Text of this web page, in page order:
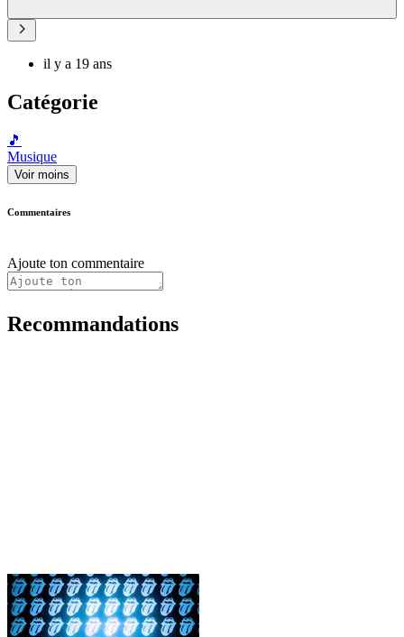
il y a 19 ans
Catégorie
🎵
Musique
Voir moins
Commentaires
Ajoute ton commentaire
Recommandations